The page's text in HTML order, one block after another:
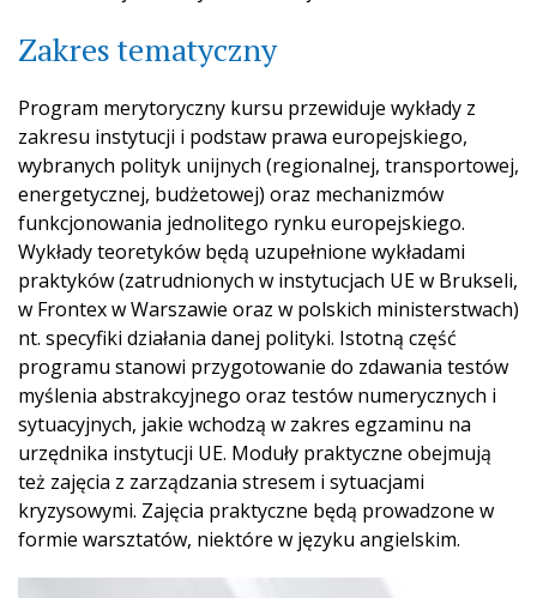
Zakres tematyczny
Program merytoryczny kursu przewiduje wykłady z
zakresu instytucji i podstaw prawa europejskiego,
wybranych polityk unijnych (regionalnej, transportowej,
energetycznej, budżetowej) oraz mechanizmów
funkcjonowania jednolitego rynku europejskiego.
Wykłady teoretyków będą uzupełnione wykładami
praktyków (zatrudnionych w instytucjach UE w Brukseli,
w Frontex w Warszawie oraz w polskich ministerstwach)
nt. specyfiki działania danej polityki. Istotną część
programu stanowi przygotowanie do zdawania testów
myślenia abstrakcyjnego oraz testów numerycznych i
sytuacyjnych, jakie wchodzą w zakres egzaminu na
urzędnika instytucji UE. Moduły praktyczne obejmują
też zajęcia z zarządzania stresem i sytuacjami
kryzysowymi. Zajęcia praktyczne będą prowadzone w
formie warsztatów, niektóre w języku angielskim.